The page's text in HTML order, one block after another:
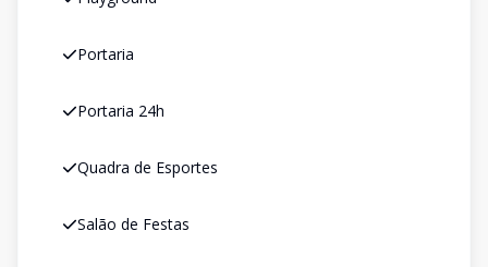
Portaria
Portaria 24h
Quadra de Esportes
Salão de Festas